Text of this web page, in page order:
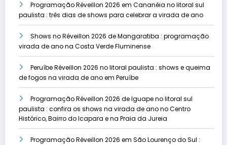
Programação Réveillon 2026 em Cananéia no litoral sul
paulista : três dias de shows para celebrar a virada de ano
Shows no Réveillon 2026 de Mangaratiba : programação
virada de ano na Costa Verde Fluminense
Peruíbe Réveillon 2026 no litoral paulista : shows e queima
de fogos na virada de ano em Peruíbe
Programação Réveillon 2026 de Iguape no litoral sul
paulista : confira os shows na virada de ano no Centro
Histórico, Bairro do Icapara e na Praia da Jureia
Programação Réveillon 2026 em São Lourenço do Sul :